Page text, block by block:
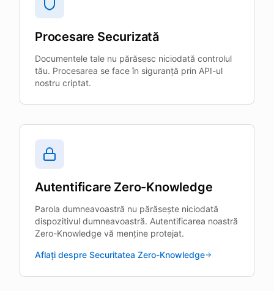
Procesare Securizată
Documentele tale nu părăsesc niciodată controlul
tău. Procesarea se face în siguranță prin API-ul
nostru criptat.
Autentificare Zero-Knowledge
Parola dumneavoastră nu părăsește niciodată
dispozitivul dumneavoastră. Autentificarea noastră
Zero-Knowledge vă menține protejat.
Aflați despre Securitatea Zero-Knowledge